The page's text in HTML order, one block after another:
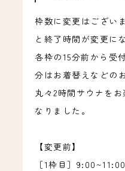
枠数に変更はござい
と終了時間が変更に
各枠の15分前から受
分はお着替えなどの
丸々2時間サウナを
なりました。
【変更前】
［1枠目］9:00~11:00